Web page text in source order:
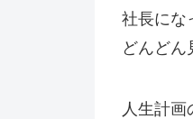
社長にな
どんどん
人生計画